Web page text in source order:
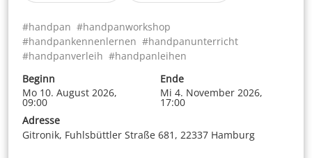
#handpan #handpanworkshop
#handpankennenlernen #handpanunterricht
#handpanverleih #handpanleihen
Beginn
Mo 10. August 2026,
09:00
Ende
Mi 4. November 2026,
17:00
Adresse
Gitronik, Fuhlsbüttler Straße 681, 22337 Hamburg